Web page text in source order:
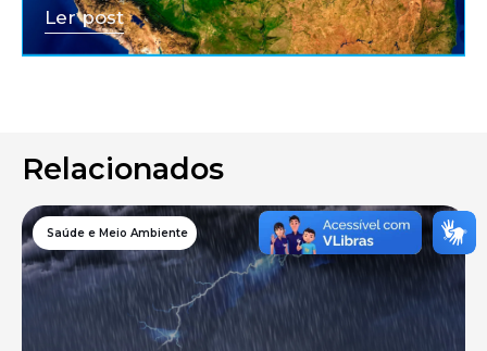
Ler post
Relacionados
Saúde e Meio Ambiente